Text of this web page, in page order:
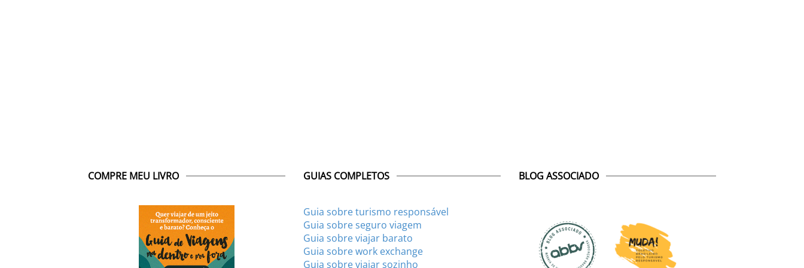
COMPRE MEU LIVRO GUIAS COMPLETOS
Guia sobre turismo responsável
Guia sobre seguro viagem
Guia sobre viajar barato
Guia sobre work exchange
Guia sobre viajar sozinho
BLOG ASSOCIADO